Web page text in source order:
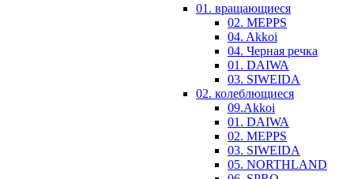
01. вращающиеся
02. MEPPS
04. Akkoi
04. Черная речка
01. DAIWA
03. SIWEIDA
02. колеблющиеся
09.Akkoi
01. DAIWA
02. MEPPS
03. SIWEIDA
05. NORTHLAND